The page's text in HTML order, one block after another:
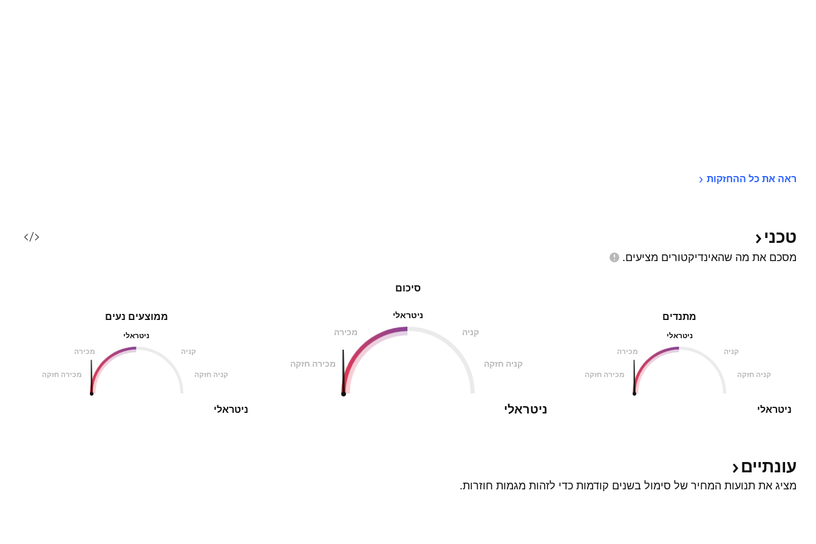
ראה את כל ההחזקות
טכני
מסכם את מה שהאינדיקטורים מציעים.
מתנדים
ניטראלי
מכירה
קניה
מכירה חזקה קניה חזקה
ניטראלי
סיכום
ניטראלי
מכירה
קניה
מכירה חזקה קניה חזקה
ניטראלי
ממוצעים נעים
ניטראלי
מכירה
קניה
מכירה חזקה קניה חזקה
ניטראלי
עונתיים
מציג את תנועות המחיר של סימול בשנים קודמות כדי לזהות מגמות חוזרות.